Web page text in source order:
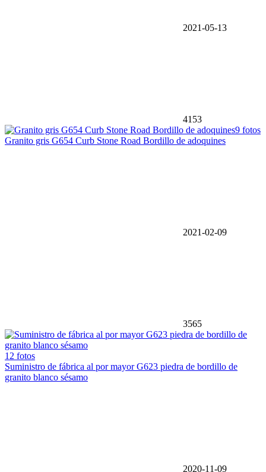
2021-05-13
4153
9 fotos
Granito gris G654 Curb Stone Road Bordillo de adoquines
2021-02-09
3565
12 fotos
Suministro de fábrica al por mayor G623 piedra de bordillo de
granito blanco sésamo
2020-11-09